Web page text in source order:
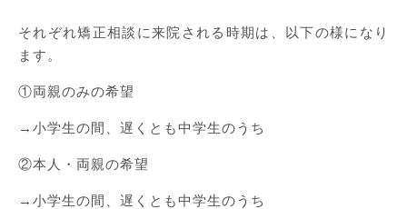
それぞれ矯正相談に来院される時期は、以下の様になり
ます。
①両親のみの希望
→小学生の間、遅くとも中学生のうち
②本人・両親の希望
→小学生の間、遅くとも中学生のうち